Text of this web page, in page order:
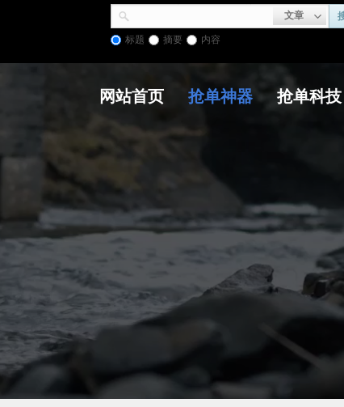
网站首页 抢单神器 抢单科技
文章
标题 摘要 内容